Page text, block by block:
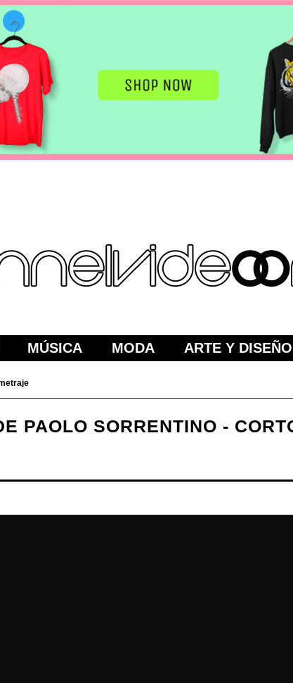
MÚSICA MODA ARTE Y DISEÑO
PAOLO SORRENTINO -